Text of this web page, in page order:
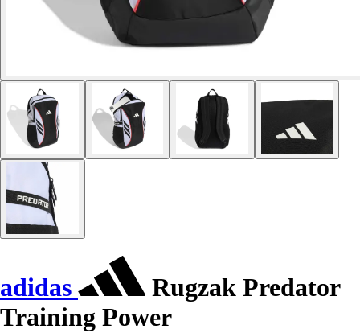
adidas
Rugzak Predator
Training Power